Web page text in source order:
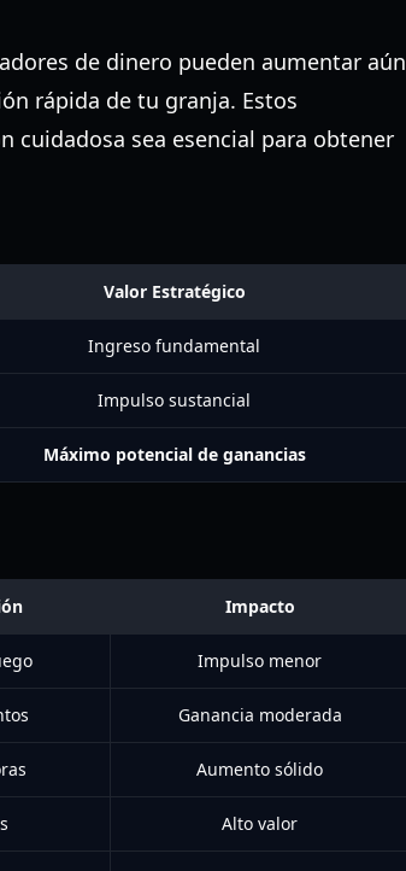
de dinero pueden aumentar aún
rápida de tu granja. Estos
cuidadosa sea esencial para obtener
Valor Estratégico
Ingreso fundamental
Impulso sustancial
Máximo potencial de ganancias
Impacto
Impulso menor
Ganancia moderada
Aumento sólido
Alto valor